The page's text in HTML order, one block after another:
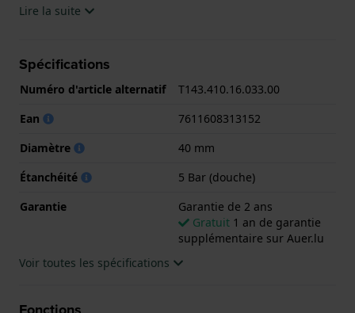
La montre est 5 ATM. Cela signifie que la montre est
.
Lire la suite
Spécifications
Numéro d'article alternatif
T143.410.16.033.00
Ean
7611608313152
Diamètre
40 mm
Étanchéité
5 Bar (douche)
Garantie
Garantie de 2 ans
Gratuit 1 an de garantie
supplémentaire sur Auer.lu
Voir toutes les spécifications